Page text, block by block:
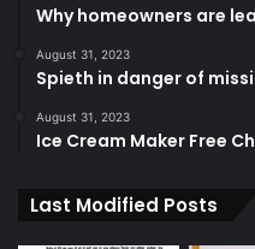
Why homeowners are
August 31, 2023
Spieth in danger of
August 31, 2023
Ice Cream Maker Free
Last Modified Posts